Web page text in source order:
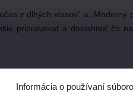
Informácia o používaní
z dlhých vlasov“ a „Moderný
pripravovať a dosiahnuť čo